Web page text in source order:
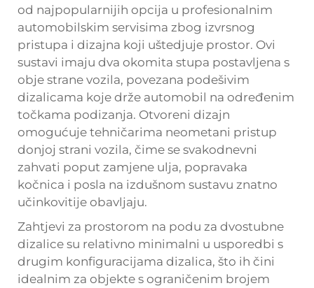
od najpopularnijih opcija u profesionalnim
automobilskim servisima zbog izvrsnog
pristupa i dizajna koji uštedjuje prostor. Ovi
sustavi imaju dva okomita stupa postavljena s
obje strane vozila, povezana podešivim
dizalicama koje drže automobil na određenim
točkama podizanja. Otvoreni dizajn
omogućuje tehničarima neometani pristup
donjoj strani vozila, čime se svakodnevni
zahvati poput zamjene ulja, popravaka
kočnica i posla na izdušnom sustavu znatno
učinkovitije obavljaju.
Zahtjevi za prostorom na podu za dvostubne
dizalice su relativno minimalni u usporedbi s
drugim konfiguracijama dizalica, što ih čini
idealnim za objekte s ograničenim brojem